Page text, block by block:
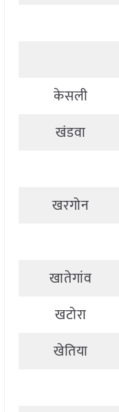
केसली
खंडवा
खरगोन
खातेगांव
खटोरा
खेतिया